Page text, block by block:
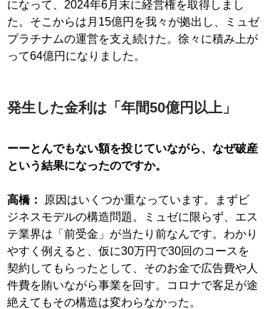
になって、2024年6月末に経営権を取得しまし
た。そこからは月15億円を我々が拠出し、ミュゼ
プラチナムの運営を支え続けた。徐々に積み上が
って64億円になりました。
発生した金利は「年間50億円以上」
ーーとんでもない額を投じていながら、なぜ破産
という結果になったのですか。
高橋：
原因はいくつか重なっています。まずビ
ジネスモデルの構造問題。ミュゼに限らず、エス
テ業界は「前受金」が当たり前なんです。わかり
やすく例えると、仮に30万円で30回のコースを
契約してもらったとして、そのお金で広告費や人
件費を賄いながら事業を回す。コロナで客足が途
絶えてもその構造は変わらなかった。